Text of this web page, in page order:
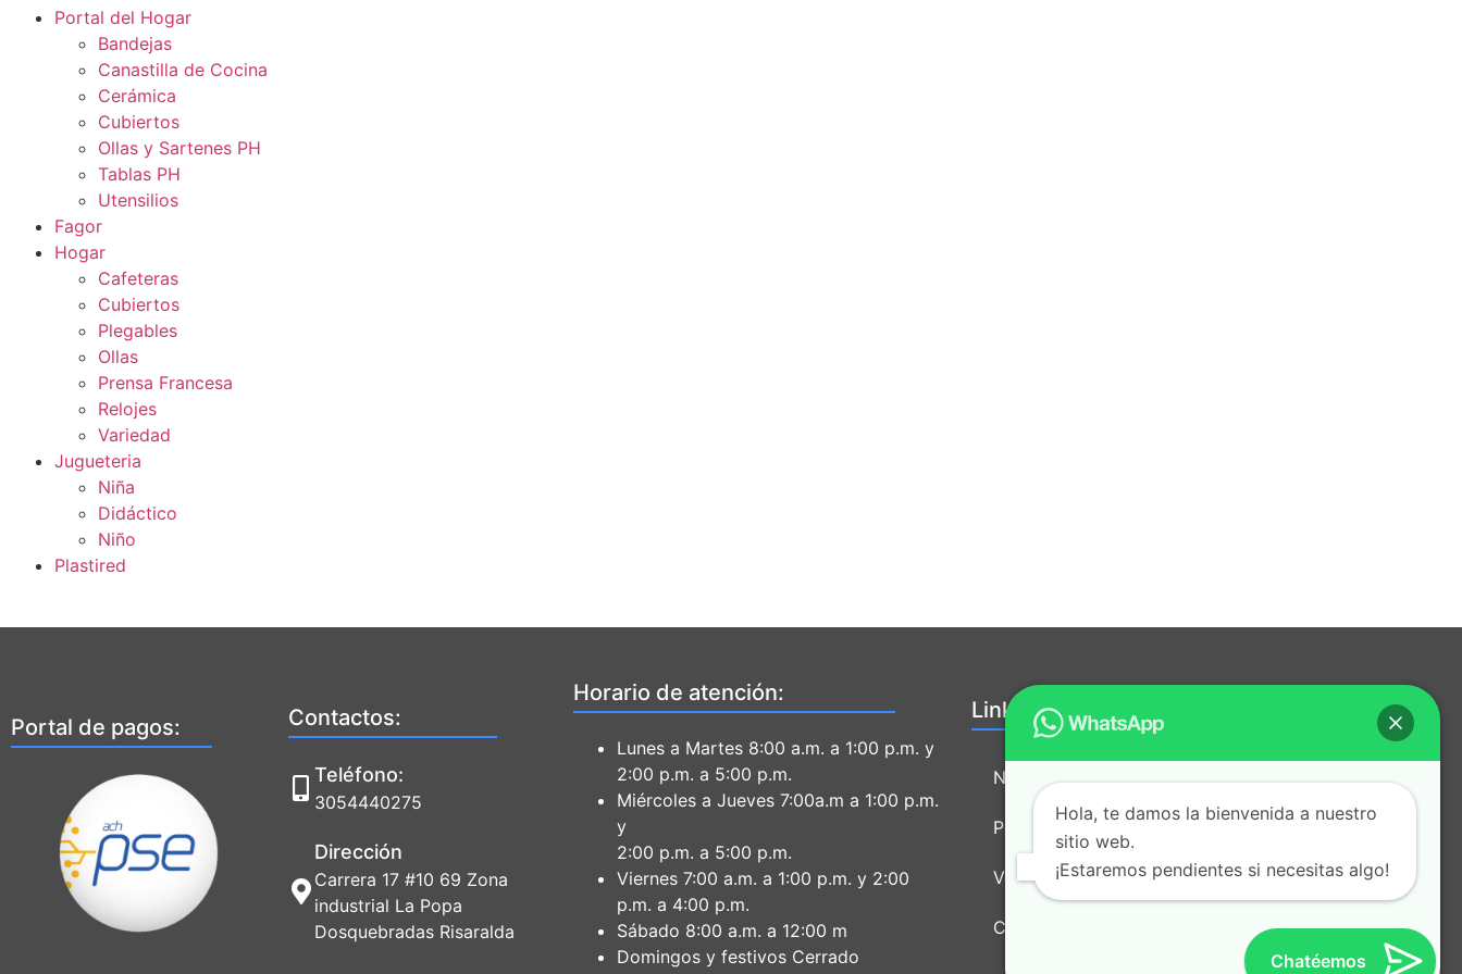
Portal del Hogar
Bandejas
Canastilla de Cocina
Cerámica
Cubiertos
Ollas y Sartenes PH
Tablas PH
Utensilios
Fagor
Hogar
Cafeteras
Cubiertos
Plegables
Ollas
Prensa Francesa
Relojes
Variedad
Jugueteria
Niña
Didáctico
Niño
Plastired
Portal de pagos: Contactos:
Teléfono:
3054440275
Dirección
Carrera 17 #10 69 Zona
industrial La Popa
Dosquebradas Risaralda
Horario de atención:
Lunes a Martes 8:00 a.m. a 1:00 p.m. y
2:00 p.m. a 5:00 p.m.
Miércoles a Jueves 7:00a.m a 1:00 p.m.
y
2:00 p.m. a 5:00 p.m.
Viernes 7:00 a.m. a 1:00 p.m. y 2:00
p.m. a 4:00 p.m.
Sábado 8:00 a.m. a 12:00 m
Domingos y festivos Cerrado
Links útiles:
Nosotros
Política de tratamiento de datos
Vende nuestros productos
Contacto
Hola, te damos la bienvenida a nuestro
sitio web.
¡Estaremos pendientes si necesitas algo!
Chatéemos